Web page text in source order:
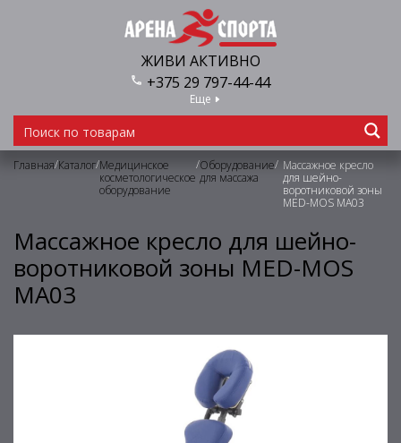
ЖИВИ АКТИВНО
+375 29 797-44-44
Еще
Главная/Каталог/Медицинское
косметологическое
оборудование
/Оборудование
для массажа
/ Массажное кресло
для шейно-
воротниковой зоны
MED-MOS МА03
Массажное кресло для шейно-
воротниковой зоны MED-MOS
МА03